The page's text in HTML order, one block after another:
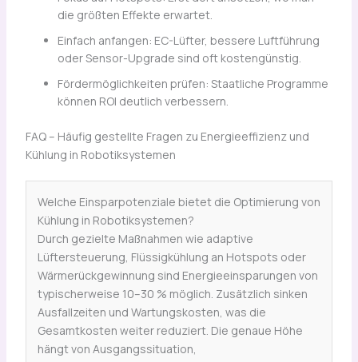
die größten Effekte erwartet.
Einfach anfangen: EC-Lüfter, bessere Luftführung
oder Sensor-Upgrade sind oft kostengünstig.
Fördermöglichkeiten prüfen: Staatliche Programme
können ROI deutlich verbessern.
FAQ – Häufig gestellte Fragen zu Energieeffizienz und
Kühlung in Robotiksystemen
Welche Einsparpotenziale bietet die Optimierung von
Kühlung in Robotiksystemen?
Durch gezielte Maßnahmen wie adaptive
Lüftersteuerung, Flüssigkühlung an Hotspots oder
Wärmerückgewinnung sind Energieeinsparungen von
typischerweise 10–30 % möglich. Zusätzlich sinken
Ausfallzeiten und Wartungskosten, was die
Gesamtkosten weiter reduziert. Die genaue Höhe
hängt von Ausgangssituation,